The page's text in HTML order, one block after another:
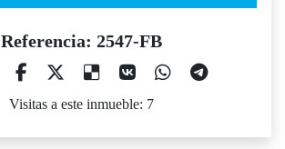
Referencia: 2547-FB
Visitas a este inmueble: 7